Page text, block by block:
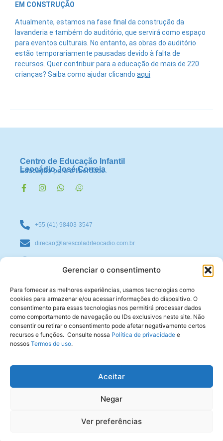
Gerenciar o consentimento
Para fornecer as melhores experiências, usamos tecnologias como
cookies para armazenar e/ou acessar informações do dispositivo. O
consentimento para essas tecnologias nos permitirá processar dados
como comportamento de navegação ou IDs exclusivos neste site. Não
consentir ou retirar o consentimento pode afetar negativamente certos
recursos e funções. Consulte nossa Política de privacidade e
nossos Termos de uso.
Aceitar
Negar
Ver preferências
EM CONSTRUÇÃO
Atualmente, estamos na fase final da construção da
lavanderia e também do auditório, que servirá como espaço
para eventos culturais. No entanto, as obras do auditório
estão temporariamente pausadas devido à falta de
recursos. Quer contribuir para a educação de mais de 220
crianças? Saiba como ajudar clicando aqui
Centro de Educação Infantil
Leocádio José Correia
Educação para a liberdade.
+55 (41) 98403-3547
direcao@larescoladrleocadio.com.br
Cândida - Curitiba - PR - CEP 82.640-150
Política de privacidade
Expediente
Copyright © 2024 Lar Escola Dr. Leocádio José Correia
em “template” de Royal Elementor Addons